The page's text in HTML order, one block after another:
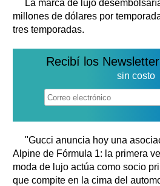
La marca de lujo
millones de dólares por
tres temporadas.
Recibí los
sin costo
"Gucci anuncia hoy una
Alpine de Fórmula 1: la primera
moda de lujo actúa como socio
que compite en la cima del